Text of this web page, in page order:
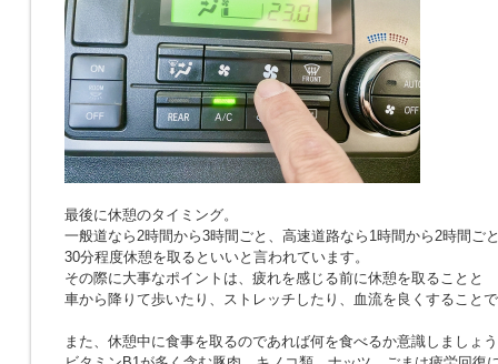
最後に休憩のタイミング。
一般道なら2時間から3時間ごと、高速道路なら1時間から2時間ご
30分程度休憩を取るといいと言われています。
その際に大事なポイントは、疲れを感じる前に休憩を取ることと
車から降りて歩いたり、ストレッチしたり、血流を良くすること
また、休憩中に食事を取るのであれば何を食べるか意識しましょ